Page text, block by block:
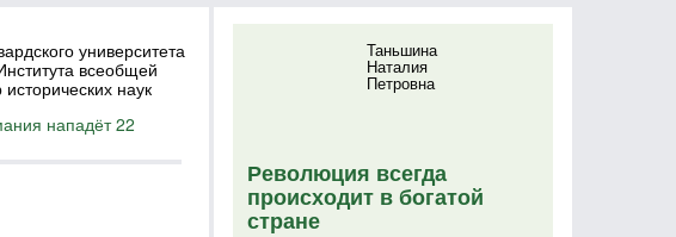
университета
всеобщей
наук
нападёт 22
Таньшина
Наталия
Петровна
Революция всегда
происходит в богатой
стране